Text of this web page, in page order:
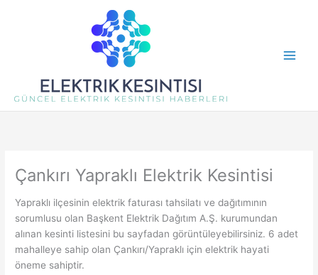
Çankırı Yapraklı Elektrik Kesintisi
Yapraklı ilçesinin elektrik faturası tahsilatı ve dağıtımının
sorumlusu olan Başkent Elektrik Dağıtım A.Ş. kurumundan
alınan kesinti listesini bu sayfadan görüntüleyebilirsiniz. 6 adet
mahalleye sahip olan Çankırı/Yapraklı için elektrik hayati
öneme sahiptir.